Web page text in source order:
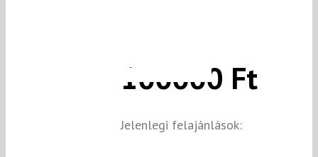
100000 Ft
Jelenlegi felajánlások: